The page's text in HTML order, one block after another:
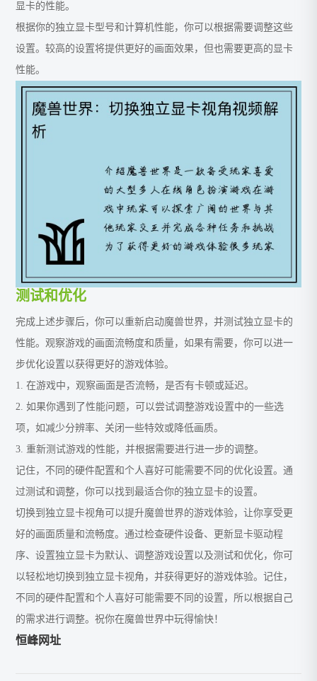
显卡的性能。
根据你的独立显卡型号和计算机性能，你可以根据需要调整这些
设置。较高的设置将提供更好的画面效果，但也需要更高的显卡
性能。
测试和优化
完成上述步骤后，你可以重新启动魔兽世界，并测试独立显卡的
性能。观察游戏的画面流畅度和质量，如果有需要，你可以进一
步优化设置以获得更好的游戏体验。
1. 在游戏中，观察画面是否流畅，是否有卡顿或延迟。
2. 如果你遇到了性能问题，可以尝试调整游戏设置中的一些选
项，如减少分辨率、关闭一些特效或降低画质。
3. 重新测试游戏的性能，并根据需要进行进一步的调整。
记住，不同的硬件配置和个人喜好可能需要不同的优化设置。通
过测试和调整，你可以找到最适合你的独立显卡的设置。
切换到独立显卡视角可以提升魔兽世界的游戏体验，让你享受更
好的画面质量和流畅度。通过检查硬件设备、更新显卡驱动程
序、设置独立显卡为默认、调整游戏设置以及测试和优化，你可
以轻松地切换到独立显卡视角，并获得更好的游戏体验。记住，
不同的硬件配置和个人喜好可能需要不同的设置，所以根据自己
的需求进行调整。祝你在魔兽世界中玩得愉快！
恒峰网址